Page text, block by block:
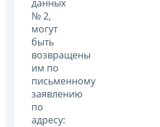
данных
№ 2,
могут
быть
возвращены
им по
письменному
заявлению
по
адресу: